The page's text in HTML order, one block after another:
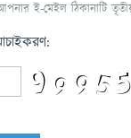
ই-মেইল ঠিকানাটি